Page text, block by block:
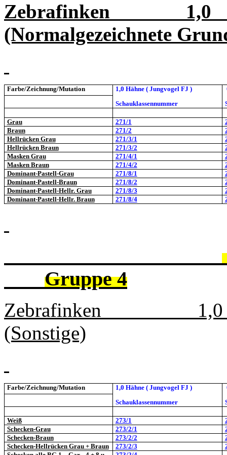
Zebrafinken 1,0
(Normalgezeichnete
Farbe/Zeichnung/Mutation
1,0 Hähne ( Jungvogel FJ )
Schauklassennummer
Grau 271/1
Braun
271/2
Hellrücken Grau
271/3/1
Hellrücken Braun
271/3/2
Masken Grau
271/4/1
Masken Braun
271/4/2
Dominant-Pastell-Grau
271/8/1
Dominant-Pastell-Braun
271/8/2
Dominant-Pastell-Hellr. Grau
271/8/3
Dominant-Pastell-Hellr. Braun
271/8/4
Gruppe 4
Zebrafinken
(Sonstige)
Farbe/Zeichnung/Mutation
1,0 Hähne ( Jungvogel FJ )
Schauklassennummer
Weiß 273/1
Schecken-Grau
273/2/1
Schecken-Braun
273/2/2
Schecken-Hellrücken Grau + Braun
273/2/3